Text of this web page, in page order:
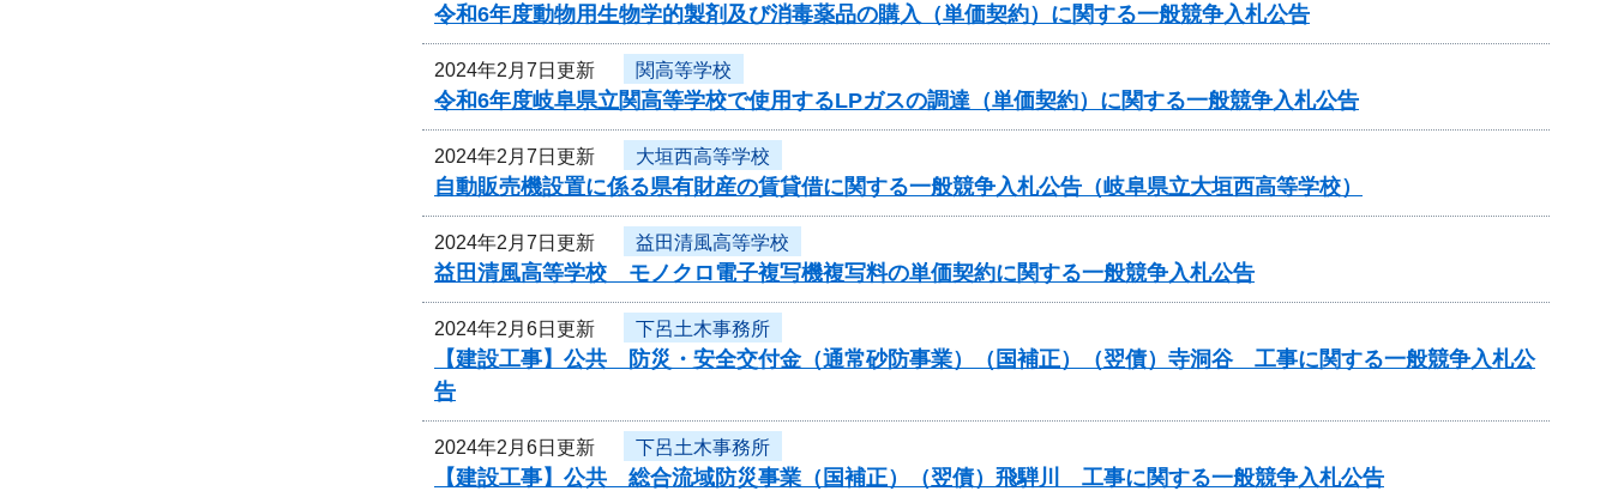
令和6年度動物用生物学的製剤及び消毒薬品の購入（単価契約）に関する一般競争入札公告
2024年2月7日更新 関高等学校
令和6年度岐阜県立関高等学校で使用するLPガスの調達（単価契約）に関する一般競争入札公告
2024年2月7日更新 大垣西高等学校
自動販売機設置に係る県有財産の賃貸借に関する一般競争入札公告（岐阜県立大垣西高等学校）
2024年2月7日更新 益田清風高等学校
益田清風高等学校 モノクロ電子複写機複写料の単価契約に関する一般競争入札公告
2024年2月6日更新 下呂土木事務所
【建設工事】公共 防災・安全交付金（通常砂防事業）（国補正）（翌債）寺洞谷 工事に関する一般競争入札公
告
2024年2月6日更新 下呂土木事務所
【建設工事】公共 総合流域防災事業（国補正）（翌債）飛騨川 工事に関する一般競争入札公告